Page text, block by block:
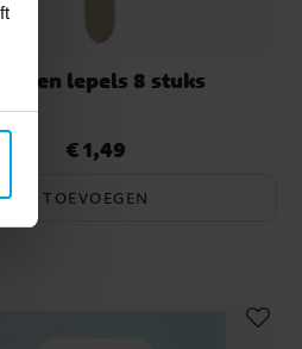
Houten lepels 8 stuks
Prijs:€ 1,49
€ 1,49
TOEVOEGEN